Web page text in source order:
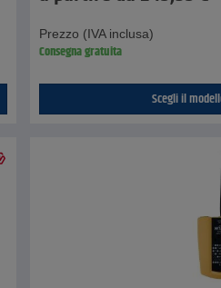
Prezzo (IVA inclusa)
Consegna gratuita
Scegli il